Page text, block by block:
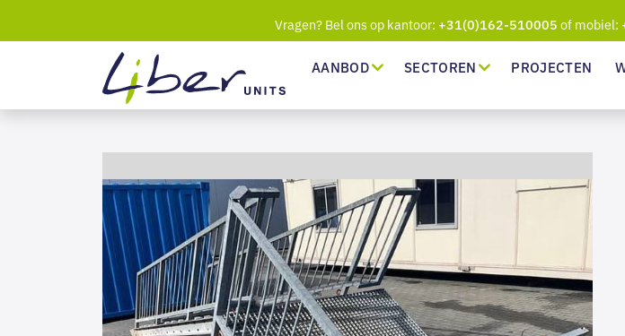
Vragen? Bel ons op kantoor: +31(0)162-510005 of mobiel:
AANBOD SECTOREN PROJECTEN